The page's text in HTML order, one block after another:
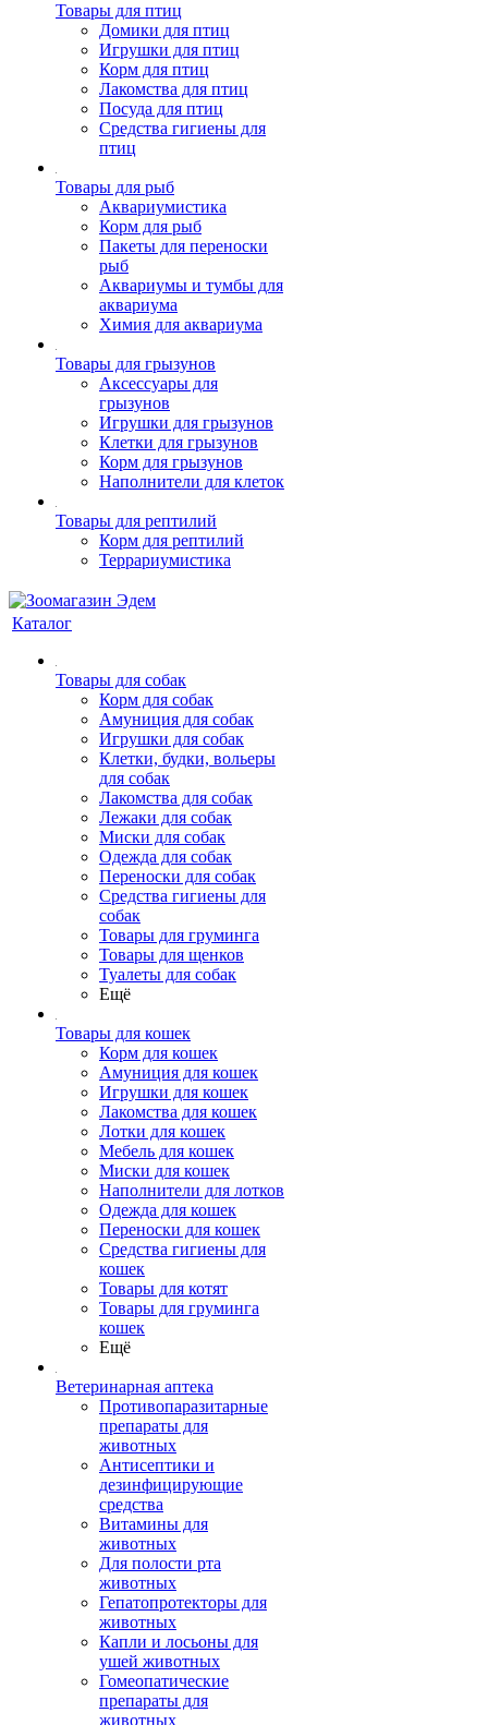
Товары для птиц
Домики для птиц
Игрушки для птиц
Корм для птиц
Лакомства для птиц
Посуда для птиц
Средства гигиены для
птиц
Товары для рыб
Аквариумистика
Корм для рыб
Пакеты для переноски
рыб
Аквариумы и тумбы для
аквариума
Химия для аквариума
Товары для грызунов
Аксессуары для
грызунов
Игрушки для грызунов
Клетки для грызунов
Корм для грызунов
Наполнители для клеток
Товары для рептилий
Корм для рептилий
Террариумистика
Каталог
Товары для собак
Корм для собак
Амуниция для собак
Игрушки для собак
Клетки, будки, вольеры
для собак
Лакомства для собак
Лежаки для собак
Миски для собак
Одежда для собак
Переноски для собак
Средства гигиены для
собак
Товары для груминга
Товары для щенков
Туалеты для собак
Ещё
Товары для кошек
Корм для кошек
Амуниция для кошек
Игрушки для кошек
Лакомства для кошек
Лотки для кошек
Мебель для кошек
Миски для кошек
Наполнители для лотков
Одежда для кошек
Переноски для кошек
Средства гигиены для
кошек
Товары для котят
Товары для груминга
кошек
Ещё
Ветеринарная аптека
Противопаразитарные
препараты для
животных
Антисептики и
дезинфицирующие
средства
Витамины для
животных
Для полости рта
животных
Гепатопротекторы для
животных
Капли и лосьоны для
ушей животных
Гомеопатические
препараты для
животных